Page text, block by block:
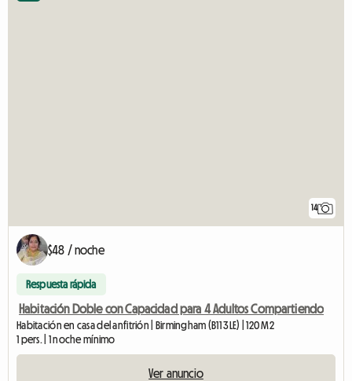
14
$48 / noche
Respuesta rápida
Habitación Doble con Capacidad para 4 Adultos Compartiendo
Habitación en casa del anfitrión | Birmingham (B11 3LE) | 120 M2
1 pers. | 1 noche mínimo
Ver anuncio